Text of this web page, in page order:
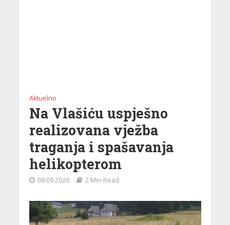
Aktuelno
Na Vlašiću uspješno
realizovana vježba
traganja i spašavanja
helikopterom
09.09.2020 2 Min Read